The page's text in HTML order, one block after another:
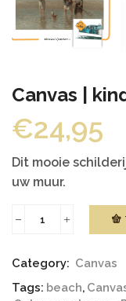
Canvas |
€24,95
Dit mooie
uw muur.
Canvas
strand
aantal
Category: Canvas
Tags: beach,